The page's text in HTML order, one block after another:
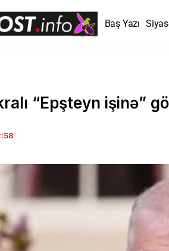
Baş Yazı
“Epşteyn işinə”